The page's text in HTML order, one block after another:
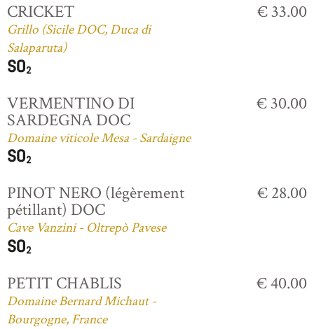
CRICKET
Grillo (Sicile DOC, Duca di
Salaparuta)
€ 33.00
VERMENTINO DI
SARDEGNA DOC
Domaine viticole Mesa - Sardaigne
€ 30.00
PINOT NERO (légèrement
pétillant) DOC
Cave Vanzini - Oltrepò Pavese
€ 28.00
PETIT CHABLIS
Domaine Bernard Michaut -
Bourgogne, France
€ 40.00